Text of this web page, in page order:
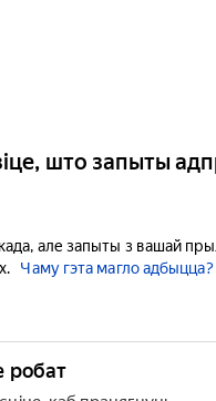
што запыты
але запыты з вашай
Чаму гэта магло адбыцца?
робат